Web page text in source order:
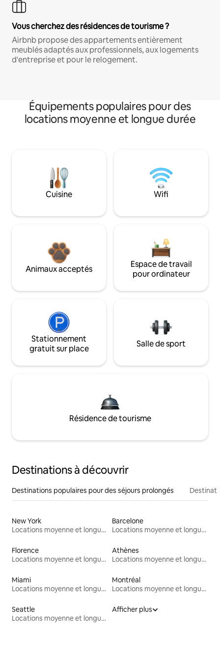
Vous cherchez des résidences de tourisme ?
Airbnb propose des appartements entièrement
meublés adaptés aux professionnels, aux logements
d'entreprise et pour le relogement.
Équipements populaires pour des
locations moyenne et longue durée
Cuisine Wifi
Animaux acceptés
Espace de travail
pour ordinateur
Stationnement
gratuit sur place
Salle de sport
Résidence de tourisme
Destinations à découvrir
Destinations populaires pour des séjours prolongés
New York
Locations moyenne et longue durée
Barcelone
Locations moyenne et longue durée
Florence
Locations moyenne et longue durée
Athènes
Locations moyenne et longue durée
Miami
Locations moyenne et longue durée
Montréal
Locations moyenne et longue durée
Seattle
Locations moyenne et longue durée
Afficher plus